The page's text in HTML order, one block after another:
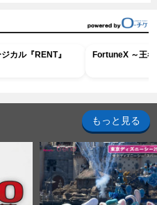
カル『RENT』 FortuneX ～王
もっと見る